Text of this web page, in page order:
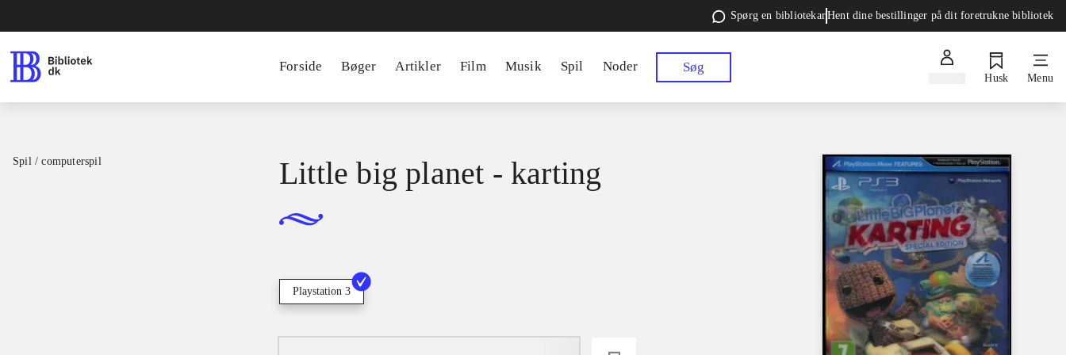
Spørg en bibliotekarHent dine bestillinger på dit foretrukne bibliotek
Forside Bøger Artikler Film Musik Spil Noder Søg
Husk Menu
Spil / computerspil Little big planet - karting
Playstation 3